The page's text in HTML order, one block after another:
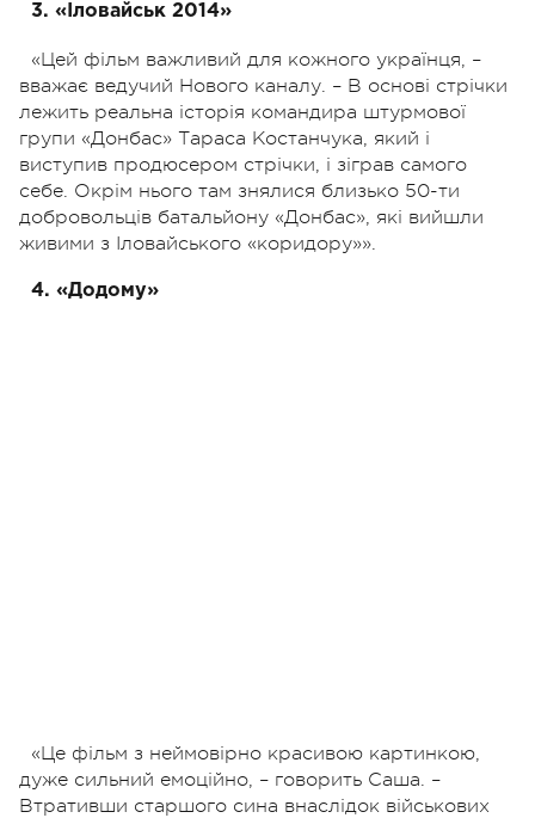
3. «Іловайськ 2014»
«Цей фільм важливий для кожного українця, –
вважає ведучий Нового каналу. – В основі стрічки
лежить реальна історія командира штурмової
групи «Донбас» Тараса Костанчука, який і
виступив продюсером стрічки, і зіграв самого
себе. Окрім нього там знялися близько 50-ти
добровольців батальйону «Донбас», які вийшли
живими з Іловайського «коридору»».
4. «Додому»
«Це фільм з неймовірно красивою картинкою,
дуже сильний емоційно, – говорить Саша. –
Втративши старшого сина внаслідок військових